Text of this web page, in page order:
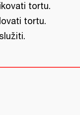
tortu.
tortu.